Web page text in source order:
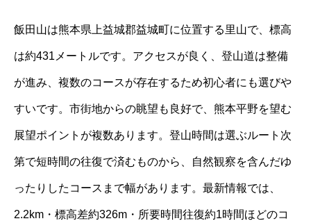
飯田山は熊本県上益城郡益城町に位置する里山で、標高
は約431メートルです。アクセスが良く、登山道は整備
が進み、複数のコースが存在するため初心者にも選びや
すいです。市街地からの眺望も良好で、熊本平野を望む
展望ポイントが複数あります。登山時間は選ぶルート次
第で短時間の往復で済むものから、自然観察を含んだゆ
ったりしたコースまで幅があります。最新情報では、
2.2km・標高差約326m・所要時間往復約1時間ほどのコ